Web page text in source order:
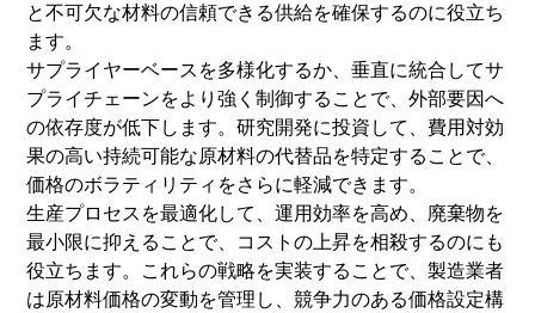
と不可欠な材料の信頼できる供給を確保するのに役立ち
ます。
サプライヤーベースを多様化するか、垂直に統合してサ
プライチェーンをより強く制御することで、外部要因へ
の依存度が低下します。研究開発に投資して、費用対効
果の高い持続可能な原材料の代替品を特定することで、
価格のボラティリティをさらに軽減できます。
生産プロセスを最適化して、運用効率を高め、廃棄物を
最小限に抑えることで、コストの上昇を相殺するのにも
役立ちます。これらの戦略を実装することで、製造業者
は原材料価格の変動を管理し、競争力のある価格設定構